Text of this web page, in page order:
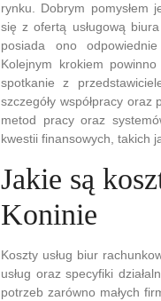
rynku. Dobrym pomysłem
się z ofertą usługową
posiada ono
Kolejnym krokiem
spotkanie z
szczegóły współpracy
metod pracy oraz
kwestii finansowych, takich
Jakie są
Koninie
Koszty usług biur
usług oraz specyfiki
potrzeb zarówno małych